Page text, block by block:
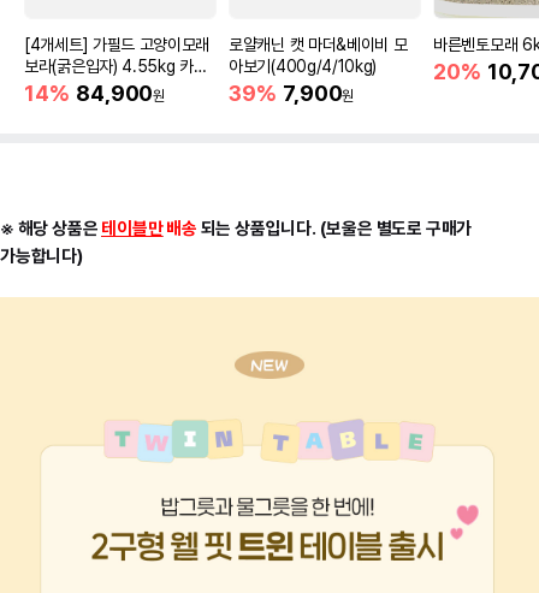
[4개세트] 가필드 고양이모래
보라(굵은입자) 4.55kg 카사
바모래
14% 84,900원
로얄캐닌 캣 마더&베이비 모
아보기(400g/4/10kg)
39% 7,900원
바른벤토모래
20%
※ 해당 상품은 테이블만배송 되는 상품입니다. (보울은 별도로 구매가
가능합니다)